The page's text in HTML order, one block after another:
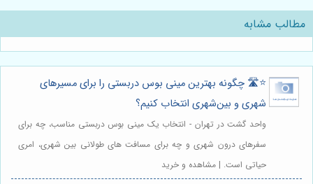
مطالب مشابه
⭐️🛣️ چگونه بهترین مینی بوس دربستی را برای مسیرهای
شهری و بین‌شهری انتخاب کنیم؟
واحد گشت در تهران - انتخاب یک مینی بوس دربستی مناسب، چه برای
سفرهای درون شهری و چه برای مسافت های طولانی بین شهری، امری
حیاتی است. | مشاهده و خرید